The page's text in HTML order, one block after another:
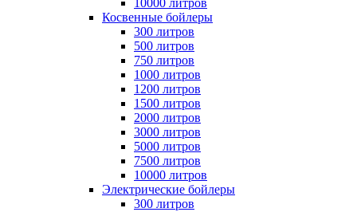
10000 литров
Косвенные бойлеры
300 литров
500 литров
750 литров
1000 литров
1200 литров
1500 литров
2000 литров
3000 литров
5000 литров
7500 литров
10000 литров
Электрические бойлеры
300 литров